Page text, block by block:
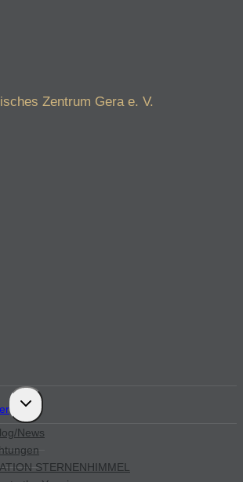
Zentrum Gera e. V.
Untermenü
öffnen
News
STERNENHIMMEL